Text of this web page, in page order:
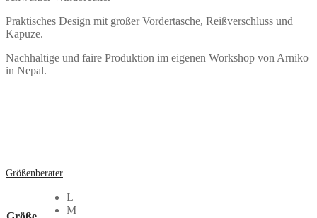
Praktisches Design mit großer Vordertasche, Reißverschluss und
Kapuze.
Nachhaltige und faire Produktion im eigenen Workshop von Arniko
in Nepal.
Größenberater
L
M